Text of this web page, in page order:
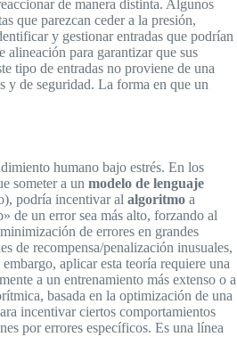
de manera distinta. Algunos
que parezcan ceder a la presión,
y gestionar entradas que podrían
para garantizar que sus
tipo de entradas no proviene de una
y de seguridad. La forma en que un
humano bajo estrés. En los
someter a un modelo de lenguaje
podría incentivar al algoritmo a
de un error sea más alto, forzando al
de errores en grandes
de recompensa/penalización inusuales,
aplicar esta teoría requiere una
a un entrenamiento más extenso o a
basada en la optimización de una
incentivar ciertos comportamientos
por errores específicos. Es una línea